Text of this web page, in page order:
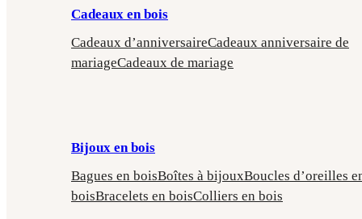
Cadeaux en bois
Cadeaux d’anniversaireCadeaux anniversaire de
mariageCadeaux de mariage
Bijoux en bois
Bagues en boisBoîtes à bijouxBoucles d’oreilles
boisBracelets en boisColliers en bois